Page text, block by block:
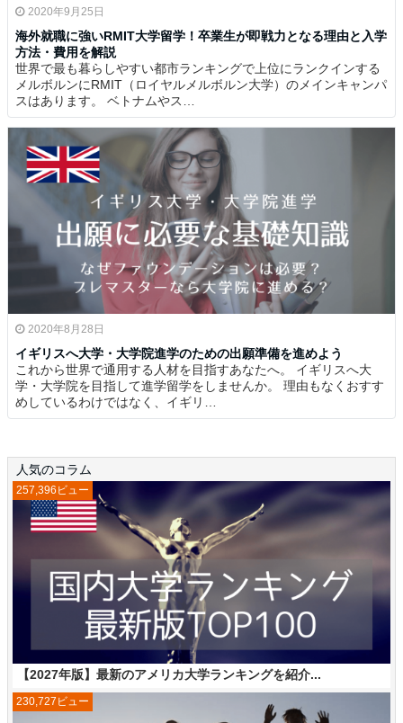
2020年9月25日
海外就職に強いRMIT大学留学！卒業生が即戦力となる理由と入学
方法・費用を解説
世界で最も暮らしやすい都市ランキングで上位にランクインする
メルボルンにRMIT（ロイヤルメルボルン大学）のメインキャンパ
スはあります。 ベトナムやス…
2020年8月28日
イギリスへ大学・大学院進学のための出願準備を進めよう
これから世界で通用する人材を目指すあなたへ。 イギリスへ大
学・大学院を目指して進学留学をしませんか。 理由もなくおすす
めしているわけではなく、イギリ…
人気のコラム
【2027年版】最新のアメリカ大学ランキングを紹介...
257,396ビュー
230,727ビュー